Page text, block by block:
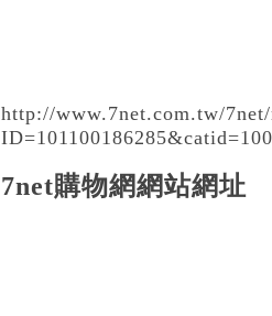
http://www.7net.com.tw/
7net購物網網站網址